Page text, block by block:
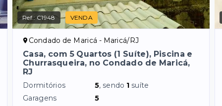
Ref.:C1948 VENDA
Condado de Maricá - Maricá/RJ
Casa, com 5 Quartos (1 Suíte), Piscina e
Churrasqueira, no Condado de Maricá,
RJ
Dormitórios 5, sendo 1 suíte
Garagens
5